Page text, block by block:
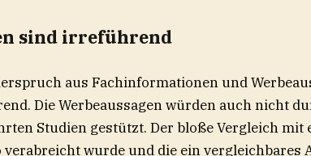
sind irreführend
aus Fachinformationen und
Die Werbeaussagen würden auch nicht
Studien gestützt. Der bloße Vergleich mit
verabreicht wurde und die ein vergleichbares